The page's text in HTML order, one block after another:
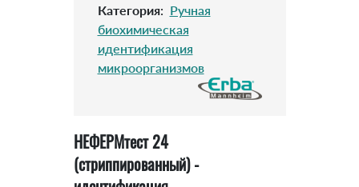
Категория: Ручная
биохимическая
идентификация
микроорганизмов
НЕФЕРМтест 24
(стриппированный) -